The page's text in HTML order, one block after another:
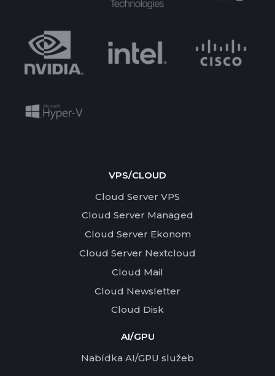
VPS/CLOUD
Cloud Server VPS
Cloud Server Managed
Cloud Server Ekonom
Cloud Server Nextcloud
Cloud Mail
Cloud Newsletter
Cloud Disk
AI/GPU
Nabídka AI/GPU služeb